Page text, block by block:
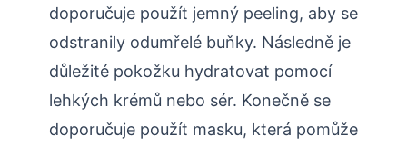
doporučuje použít jemný peeling, aby se
odstranily odumřelé buňky. Následně je
důležité pokožku hydratovat pomocí
lehkých krémů nebo sér. Konečně se
doporučuje použít masku, která pomůže